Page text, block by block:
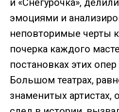
и «Снегурочка»,
эмоциями и
неповторимые черты
почерка каждого
постановках этих
Большом театрах,
знаменитых артистах,